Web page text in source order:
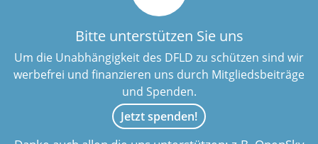
Bitte unterstützen Sie uns
Um die Unabhängigkeit des DFLD zu schützen sind wir
werbefrei und finanzieren uns durch Mitgliedsbeiträge
und Spenden.
Jetzt spenden!